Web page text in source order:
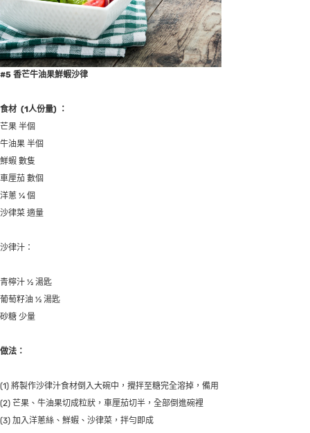
#5 香芒牛油果鮮蝦沙律
食材 (1人份量) ：
芒果 半個
牛油果 半個
鮮蝦 數隻
車厘茄 數個
洋蔥 ¼ 個
沙律菜 適量
沙律汁：
青檸汁 ½ 湯匙
葡萄籽油 ½ 湯匙
砂糖 少量
做法：
(1) 將製作沙律汁食材倒入大碗中，攪拌至糖完全溶掉，備用
(2) 芒果、牛油果切成粒狀，車厘茄切半，全部倒進碗裡
(3) 加入洋蔥絲、鮮蝦、沙律菜，拌勻即成